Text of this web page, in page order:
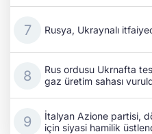
Rusya, Ukraynalı
Rus ordusu Ukrnafta
gaz üretim sahası
İtalyan Azione partisi,
için siyasi hamilik